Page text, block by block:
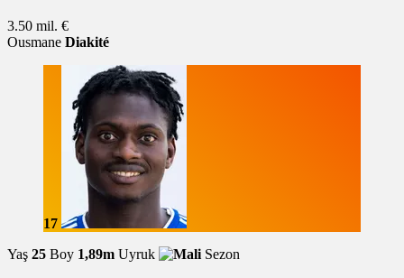
3.50 mil. €
Ousmane Diakité
17
Yaş 25 Boy 1,89m Uyruk Sezon